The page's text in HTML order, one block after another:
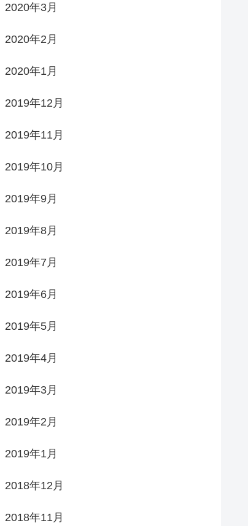
2020年3月
2020年2月
2020年1月
2019年12月
2019年11月
2019年10月
2019年9月
2019年8月
2019年7月
2019年6月
2019年5月
2019年4月
2019年3月
2019年2月
2019年1月
2018年12月
2018年11月